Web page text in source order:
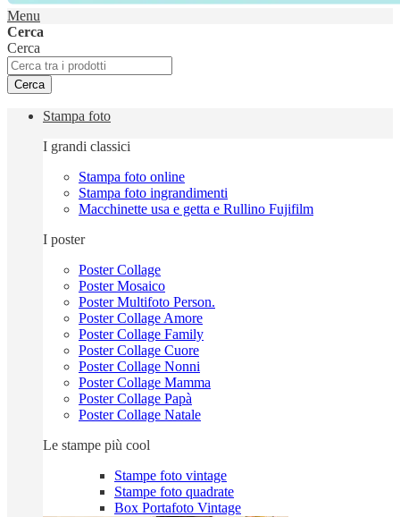
Menu
Cerca
Cerca
Cerca
Stampa foto
I grandi classici
Stampa foto online
Stampa foto ingrandimenti
Macchinette usa e getta e Rullino Fujifilm
I poster
Poster Collage
Poster Mosaico
Poster Multifoto Person.
Poster Collage Amore
Poster Collage Family
Poster Collage Cuore
Poster Collage Nonni
Poster Collage Mamma
Poster Collage Papà
Poster Collage Natale
Le stampe più cool
Stampe foto vintage
Stampe foto quadrate
Box Portafoto Vintage